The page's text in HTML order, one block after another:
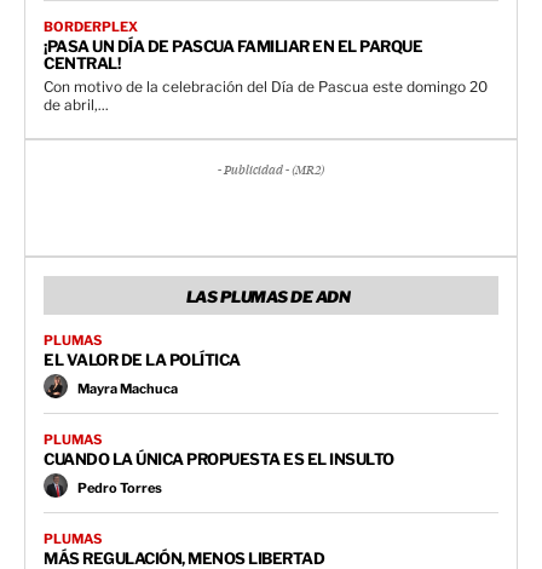
BORDERPLEX
¡PASA UN DÍA DE PASCUA FAMILIAR EN EL PARQUE
CENTRAL!
Con motivo de la celebración del Día de Pascua este domingo 20
de abril,...
- Publicidad - (MR2)
LAS PLUMAS DE ADN
PLUMAS
EL VALOR DE LA POLÍTICA
Mayra Machuca
PLUMAS
CUANDO LA ÚNICA PROPUESTA ES EL INSULTO
Pedro Torres
PLUMAS
MÁS REGULACIÓN, MENOS LIBERTAD